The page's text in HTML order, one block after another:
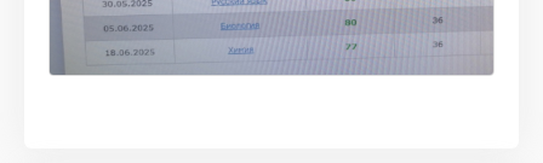
(если первый способ объяснения непонятен,
то он найдёт и второй, и третий, чтобы ты
точно все понял).